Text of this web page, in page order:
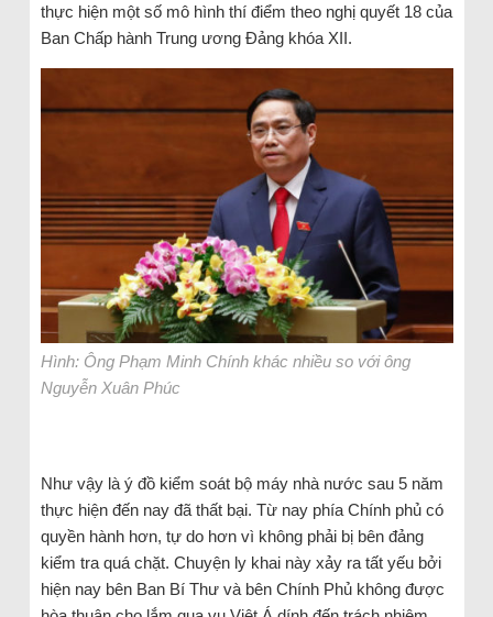
thực hiện một số mô hình thí điểm theo nghị quyết 18 của
Ban Chấp hành Trung ương Đảng khóa XII.
Hình: Ông Phạm Minh Chính khác nhiều so với ông
Nguyễn Xuân Phúc
Như vậy là ý đồ kiểm soát bộ máy nhà nước sau 5 năm
thực hiện đến nay đã thất bại. Từ nay phía Chính phủ có
quyền hành hơn, tự do hơn vì không phải bị bên đảng
kiểm tra quá chặt. Chuyện ly khai này xảy ra tất yếu bởi
hiện nay bên Ban Bí Thư và bên Chính Phủ không được